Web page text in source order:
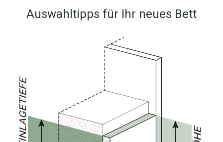
Auswahltipps für Ihr neues Bett